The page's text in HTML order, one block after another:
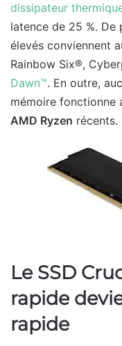
dissipateur
latence de 25 %. De
élevés conviennent
Rainbow Six®,
Dawn™. En outre,
mémoire fonctionne
AMD Ryzen récents.
Le SSD
rapide
rapide